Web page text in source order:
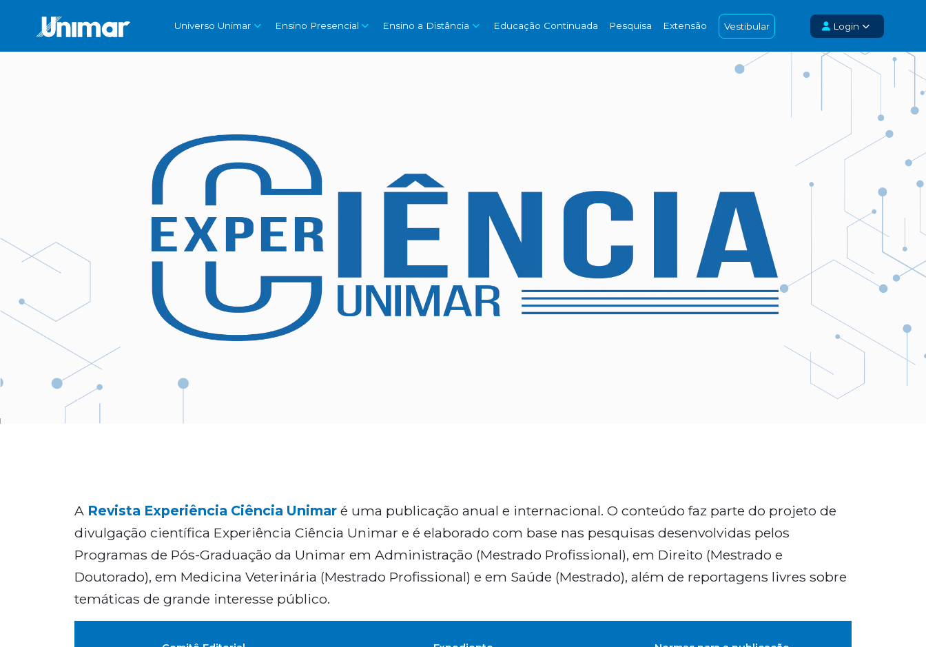
Universo Unimar Ensino Presencial Ensino a Distância Educação Continuada Pesquisa Extensão Vestibular Login
A Revista Experiência Ciência Unimaré uma publicação anual e internacional. O conteúdo faz parte do projeto de
divulgação científica Experiência Ciência Unimar e é elaborado com base nas pesquisas desenvolvidas pelos
Programas de Pós-Graduação da Unimar em Administração (Mestrado Profissional), em Direito (Mestrado e
Doutorado), em Medicina Veterinária (Mestrado Profissional) e em Saúde (Mestrado), além de reportagens livres sobre
temáticas de grande interesse público.